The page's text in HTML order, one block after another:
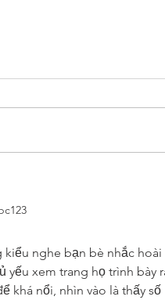
kiểu nghe bạn bè nhắc
yếu xem trang họ trình
khá nổi, nhìn vào là thấy